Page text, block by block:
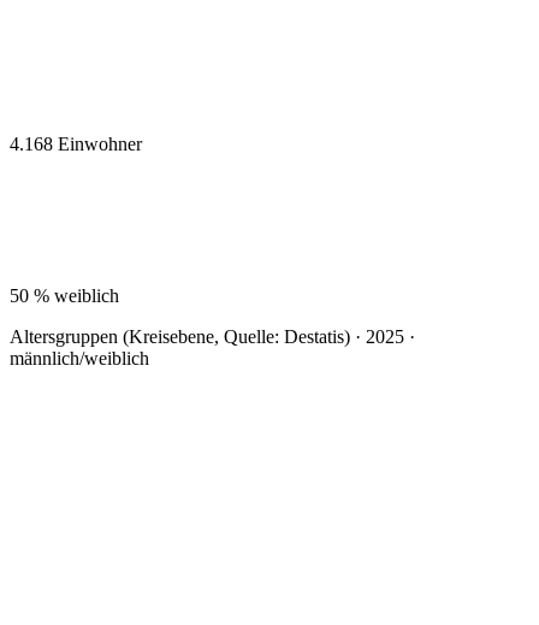
4.168 Einwohner
50 % weiblich
Altersgruppen (Kreisebene, Quelle: Destatis) · 2025 ·
männlich/weiblich